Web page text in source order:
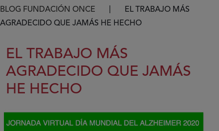
Ruta de navegación
BLOG FUNDACIÓN ONCE
EL TRABAJO MÁS
AGRADECIDO QUE JAMÁS HE HECHO
EL TRABAJO MÁS
AGRADECIDO QUE JAMÁS
HE HECHO